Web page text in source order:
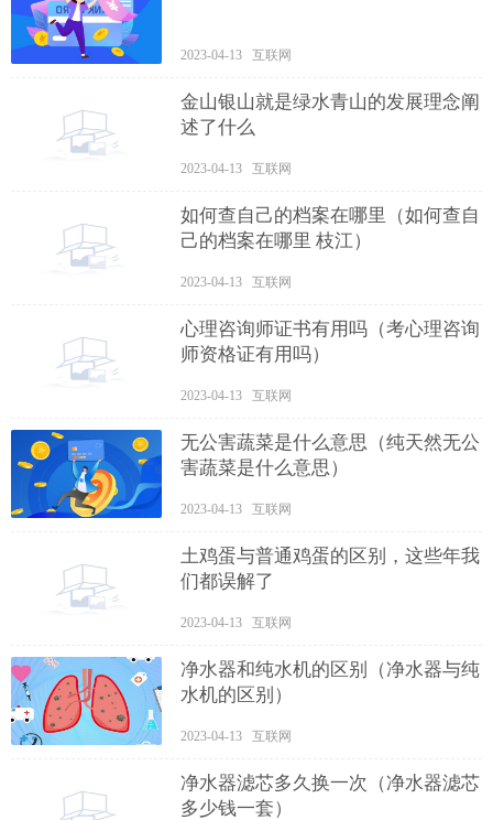
2023-04-13 互联网
金山银山就是绿水青山的发展理念阐
述了什么
2023-04-13 互联网
如何查自己的档案在哪里（如何查自
己的档案在哪里 枝江）
2023-04-13 互联网
心理咨询师证书有用吗（考心理咨询
师资格证有用吗）
2023-04-13 互联网
无公害蔬菜是什么意思（纯天然无公
害蔬菜是什么意思）
2023-04-13 互联网
土鸡蛋与普通鸡蛋的区别，这些年我
们都误解了
2023-04-13 互联网
净水器和纯水机的区别（净水器与纯
水机的区别）
2023-04-13 互联网
净水器滤芯多久换一次（净水器滤芯
多少钱一套）